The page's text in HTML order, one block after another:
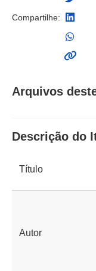
Compartilhe:
Arquivos
Descrição do
Título
Autor